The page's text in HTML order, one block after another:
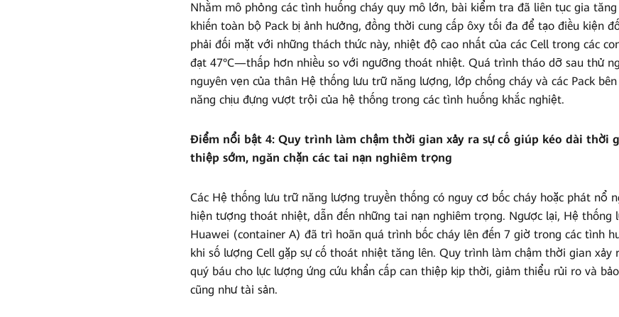
Nhằm mô phỏng các tình huống cháy quy mô lớn, bài kiểm tra đã liên tục gia
khiến toàn bộ Pack bị ảnh hưởng, đồng thời cung cấp ôxy tối đa để tạo điều kiện
phải đối mặt với những thách thức này, nhiệt độ cao nhất của các Cell trong các
đạt 47°C—thấp hơn nhiều so với ngưỡng thoát nhiệt. Quá trình tháo dỡ sau thử
nguyên vẹn của thân Hệ thống lưu trữ năng lượng, lớp chống cháy và các Pack
năng chịu đựng vượt trội của hệ thống trong các tình huống khắc nghiệt.
Điểm nổi bật 4: Quy trình làm chậm thời gian xảy ra sự cố giúp kéo dài thời
thiệp sớm, ngăn chặn các tai nạn nghiêm trọng
Các Hệ thống lưu trữ năng lượng truyền thống có nguy cơ bốc cháy hoặc phát nổ
hiện tượng thoát nhiệt, dẫn đến những tai nạn nghiêm trọng. Ngược lại, Hệ thống
Huawei (container A) đã trì hoãn quá trình bốc cháy lên đến 7 giờ trong các tình
khi số lượng Cell gặp sự cố thoát nhiệt tăng lên. Quy trình làm chậm thời gian xảy
quý báu cho lực lượng ứng cứu khẩn cấp can thiệp kịp thời, giảm thiểu rủi ro và
cũng như tài sản.